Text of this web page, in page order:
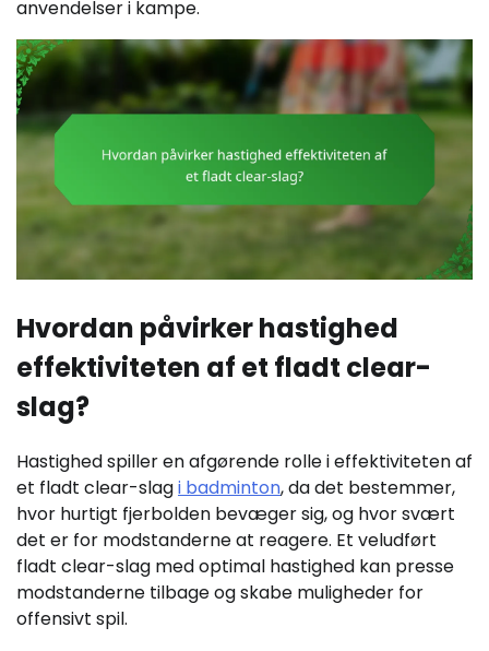
anvendelser i kampe.
Hvordan påvirker hastighed
effektiviteten af et fladt clear-
slag?
Hastighed spiller en afgørende rolle i effektiviteten af
et fladt clear-slagi badminton, da det bestemmer,
hvor hurtigt fjerbolden bevæger sig, og hvor svært
det er for modstanderne at reagere. Et veludført
fladt clear-slag med optimal hastighed kan presse
modstanderne tilbage og skabe muligheder for
offensivt spil.